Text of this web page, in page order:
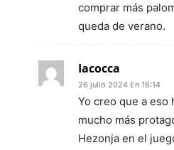
comprar más
queda de verano.
Iacocca
26 julio 2024 En 16:14
Yo creo que a eso
mucho más
Hezonja en el